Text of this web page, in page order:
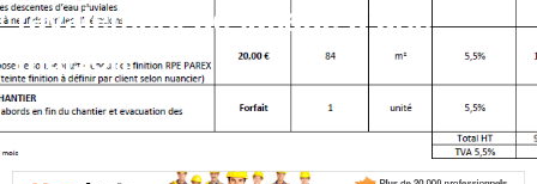
ravalement de façade d’une
maison